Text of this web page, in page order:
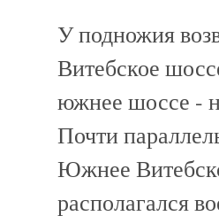
У подножия
Витебское
южнее шоссе -
Почти
Южнее
располагался